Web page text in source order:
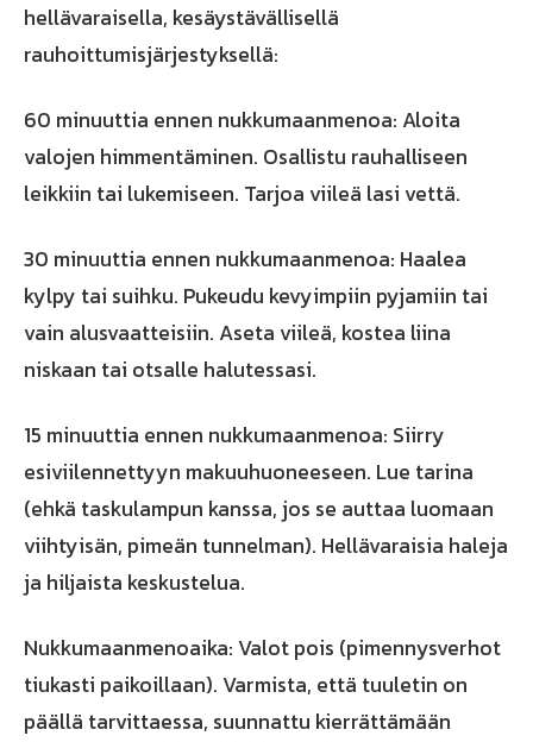
hellävaraisella, kesäystävällisellä
rauhoittumisjärjestyksellä:
60 minuuttia ennen nukkumaanmenoa: Aloita
valojen himmentäminen. Osallistu rauhalliseen
leikkiin tai lukemiseen. Tarjoa viileä lasi vettä.
30 minuuttia ennen nukkumaanmenoa: Haalea
kylpy tai suihku. Pukeudu kevyimpiin pyjamiin tai
vain alusvaatteisiin. Aseta viileä, kostea liina
niskaan tai otsalle halutessasi.
15 minuuttia ennen nukkumaanmenoa: Siirry
esiviilennettyyn makuuhuoneeseen. Lue tarina
(ehkä taskulampun kanssa, jos se auttaa luomaan
viihtyisän, pimeän tunnelman). Hellävaraisia haleja
ja hiljaista keskustelua.
Nukkumaanmenoaika: Valot pois (pimennysverhot
tiukasti paikoillaan). Varmista, että tuuletin on
päällä tarvittaessa, suunnattu kierrättämään